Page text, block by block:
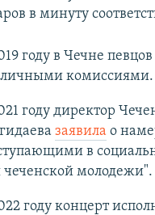
в минуту
году в Чечне
комиссиями.
году директор
заявила о
в
чеченской молодежи".
году концерт